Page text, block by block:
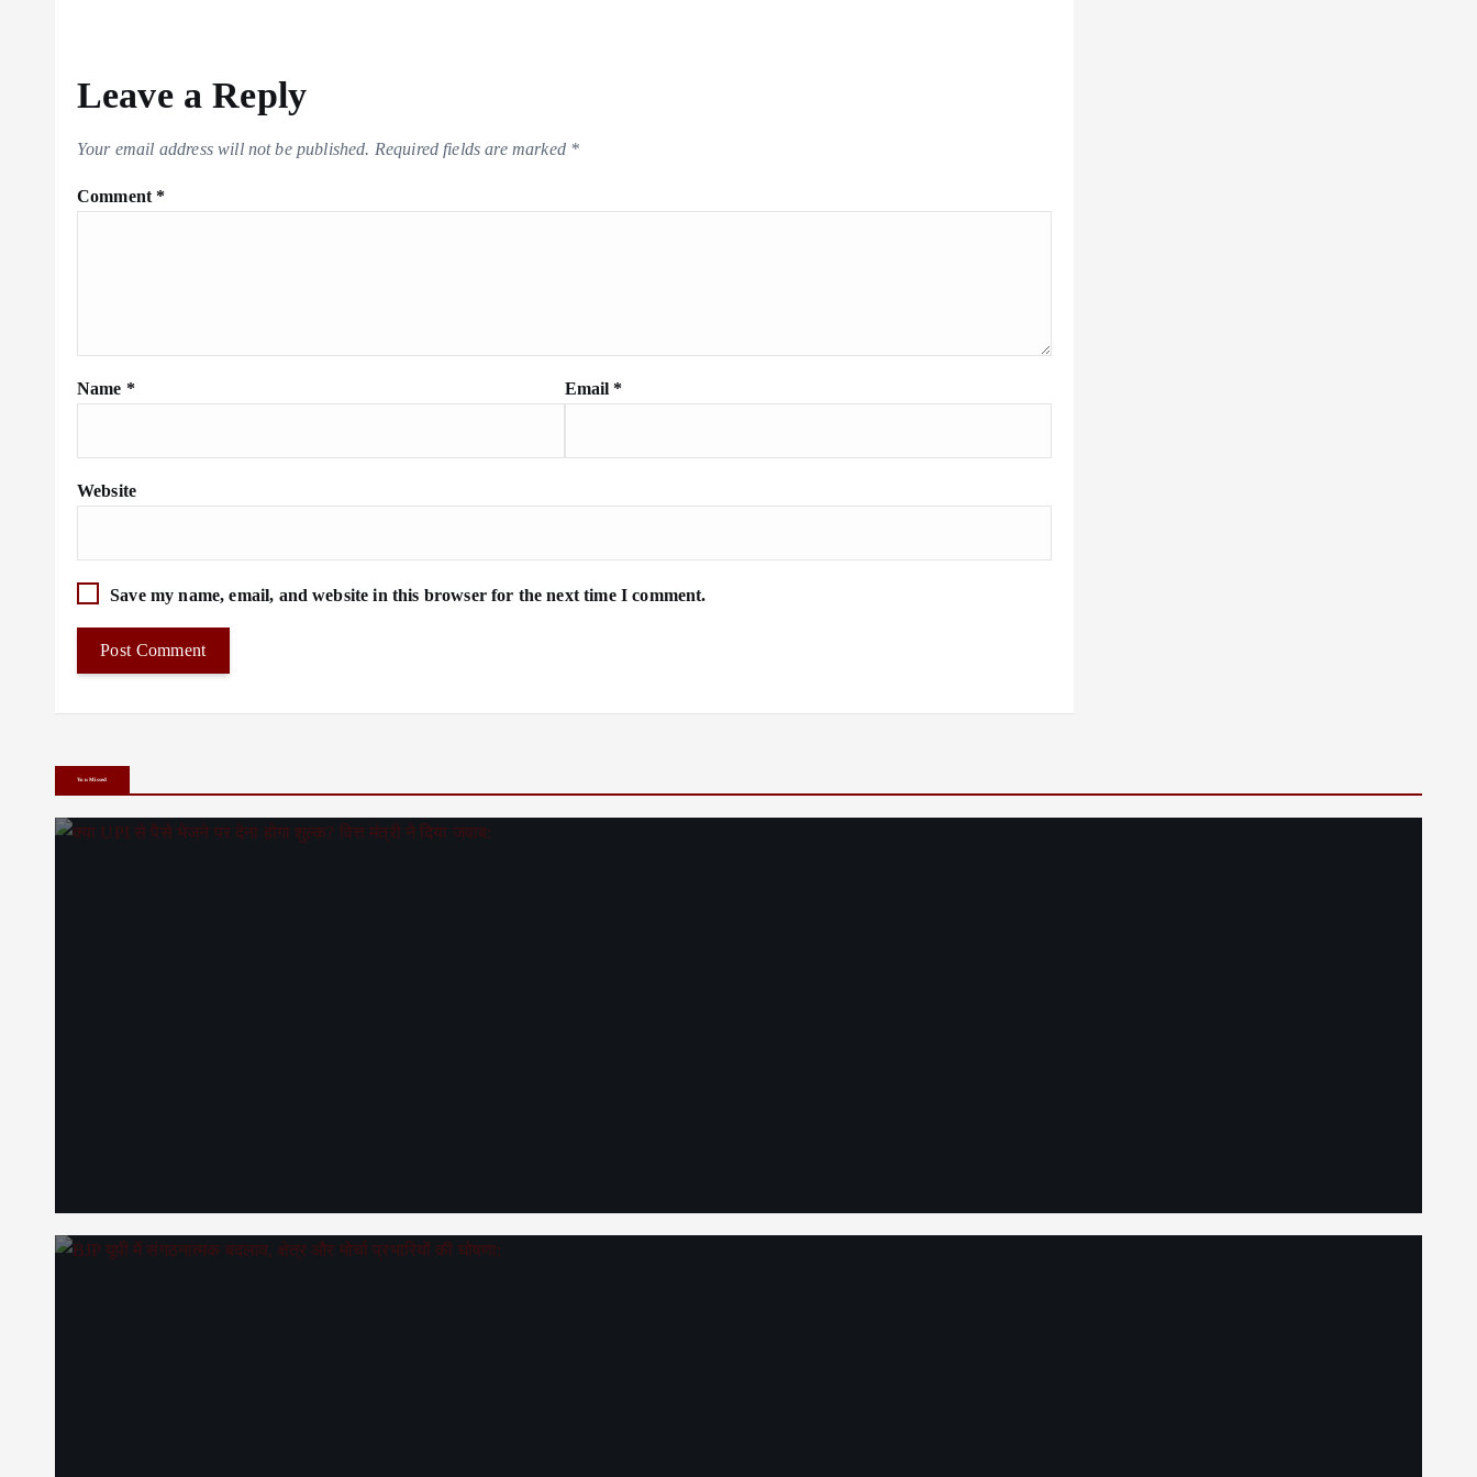
Leave a Reply
Your email address will not be published. Required fields are marked *
Comment *
Name * Email *
Website
Save my name, email, and website in this browser for the next time I comment.
You Missed